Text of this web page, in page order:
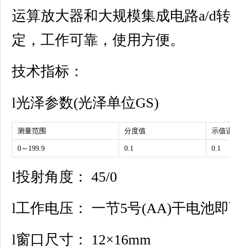
运算放大器和大规模集成电路a/d
定，工作可靠，使用方便。
技术指标：
l光泽参数(光泽单位GS)
测量范围 分度值 示值
0～199.9 0.1 0.1
l投射角度： 45/0
l工作电压： 一节5号(AA)干电池
l窗口尺寸： 12×16mm